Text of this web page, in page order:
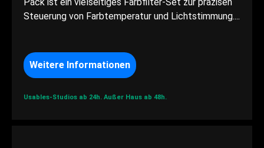
Steuerung von Farbtemperatur und Lichtstimmung....
Weitere Informationen
Usables-Studios ab 24h. Außer Haus ab 48h.